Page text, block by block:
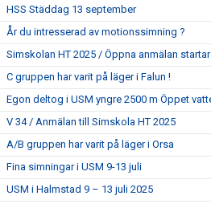
HSS Städdag 13 september
År du intresserad av motionssimning ?
Simskolan HT 2025 / Öppna anmälan
C gruppen har varit på läger i Falun !
Egon deltog i USM yngre 2500 m Öppet
V 34 / Anmälan till Simskola HT 2025
A/B gruppen har varit på läger i Orsa
Fina simningar i USM 9-13 juli
USM i Halmstad 9 – 13 juli 2025